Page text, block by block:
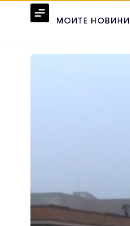
МОИТЕ НОВИНИ